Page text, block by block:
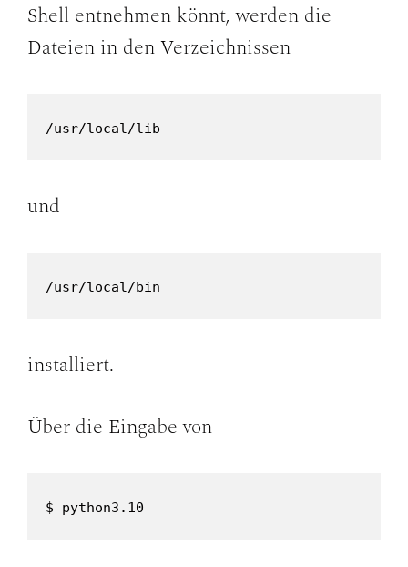
Shell entnehmen könnt, werden die
Dateien in den Verzeichnissen
/usr/local/lib
und
/usr/local/bin
installiert.
Über die Eingabe von
$ python3.10